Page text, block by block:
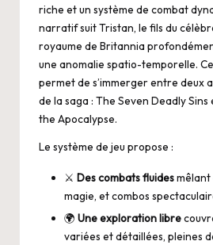
riche et un système de combat
narratif suit Tristan, le fils du
royaume de Britannia
une anomalie spatio-temporelle.
permet de s’immerger entre deux
de la saga : The Seven Deadly
the Apocalypse.
Le système de jeu propose :
⚔️ Des combats fluidesmêlant
magie, et combos
🌍 Une exploration libre
variées et détaillées, pleines